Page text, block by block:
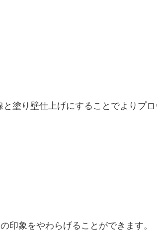
塗り壁仕上げにすることでよりプ
印象をやわらげることができます。